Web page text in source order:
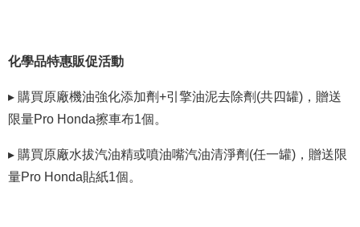
化學品特惠販促活動
▸ 購買原廠機油強化添加劑+引擎油泥去除劑(共四罐)，贈送
限量Pro Honda擦車布1個。
▸ 購買原廠水拔汽油精或噴油嘴汽油清淨劑(任一罐)，贈送限
量Pro Honda貼紙1個。